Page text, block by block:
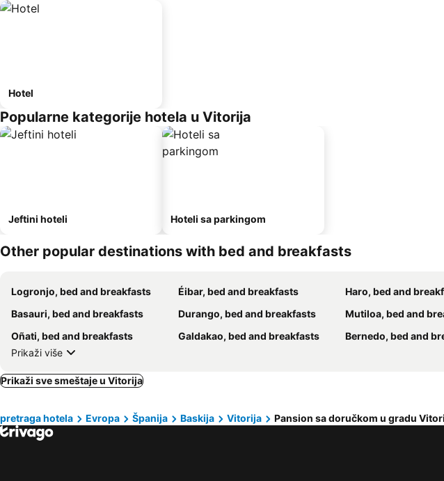
Hotel
Popularne kategorije hotela u Vitorija
Jeftini hoteli Hoteli sa parkingom
Other popular destinations with bed and breakfasts
Logronjo, bed and breakfasts Éibar, bed and breakfasts Haro, bed and
Basauri, bed and breakfasts
Durango, bed and breakfasts Mutiloa, bed and
Oñati, bed and breakfasts
Galdakao, bed and breakfasts Bernedo, bed and
Prikaži više
Prikaži sve smeštaje u Vitorija
pretraga hotela Evropa Španija Baskija Vitorija Pansion sa doručkom u gradu